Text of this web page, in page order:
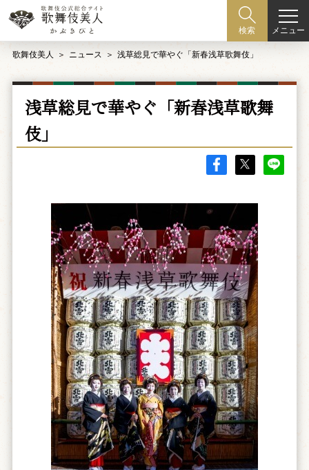
検索 メニュー
歌舞伎美人 ニュース 浅草総見で華やぐ「新春浅草歌舞伎」
浅草総見で華やぐ「新春浅草歌舞
伎」